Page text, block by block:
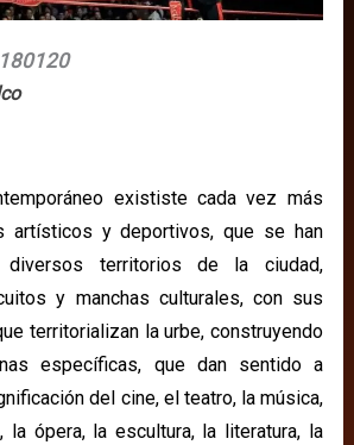
exististe cada vez más
artísticos y deportivos, que se han
diversos territorios de la ciudad,
y manchas culturales, con sus
territorializan la urbe, construyendo
específicas, que dan sentido a
del cine, el teatro, la música,
la ópera, la escultura, la literatura, la